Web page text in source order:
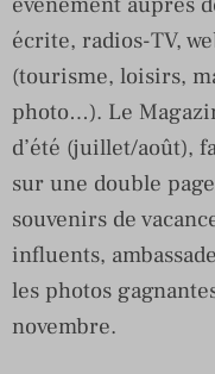
écrite, radios-TV,
(tourisme, loisirs,
photo…). Le
d’été (juillet/août),
sur une double
souvenirs de
influents,
les photos
novembre.